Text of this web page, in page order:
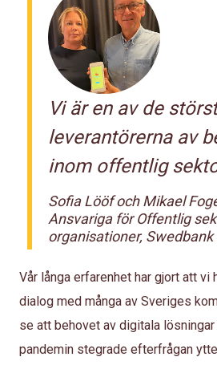
Vi är en av de
leverantörerna av
inom offentlig
Sofia Lööf och Mikael
Ansvariga för Offentlig
organisationer, Swedbank
Vår långa erfarenhet har gjort att vi
dialog med många av Sveriges
se att behovet av digitala lösningar
pandemin stegrade efterfrågan